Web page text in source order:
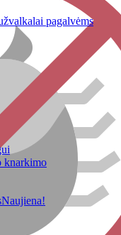
pagalvėms
knarkimo
Naujiena!